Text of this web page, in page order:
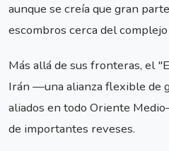
aunque se creía que gran
escombros cerca del
Más allá de sus fronteras, el
Irán —una alianza flexible de
aliados en todo Oriente
de importantes reveses.